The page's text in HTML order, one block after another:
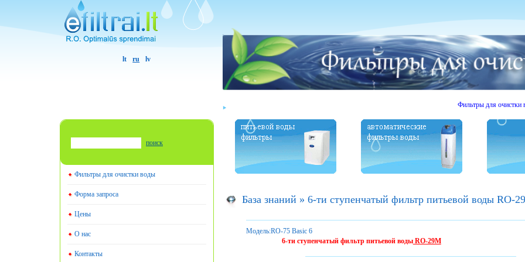
lt ru lv
Фильтры для очистки
поиск
Фильтры для очистки воды
Форма запроса
Цены
О нас
Контакты
База знаний » 6-ти ступенчатый фильтр питьевой воды RO-
Модель:RO-75 Basic 6
6-ти ступенчатый фильтр питьевой водыRO-29M